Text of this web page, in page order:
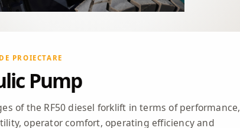
PROIECTARE
Pump
of the RF50 diesel forklift in terms of performance,
operator comfort, operating efficiency and